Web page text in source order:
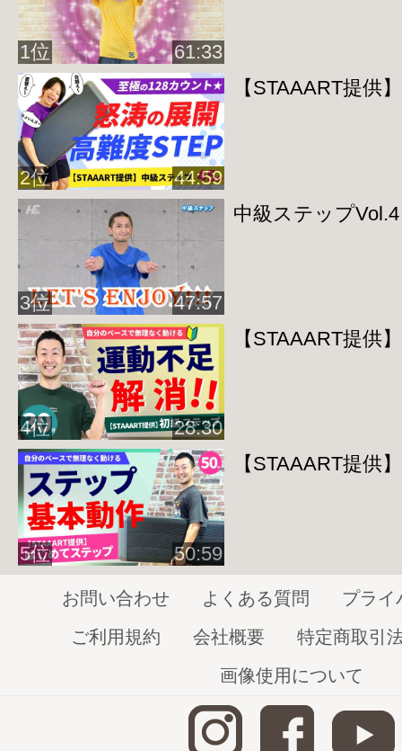
1位 61:33
2位 44:59
【STAAART提供
3位 47:57
中級ステップVol.4
4位 28:30
【STAAART提供
5位 50:59
【STAAART提供
お問い合わせ よくある質問
プライ
ご利用規約
会社概要
特定商取引
画像使用について